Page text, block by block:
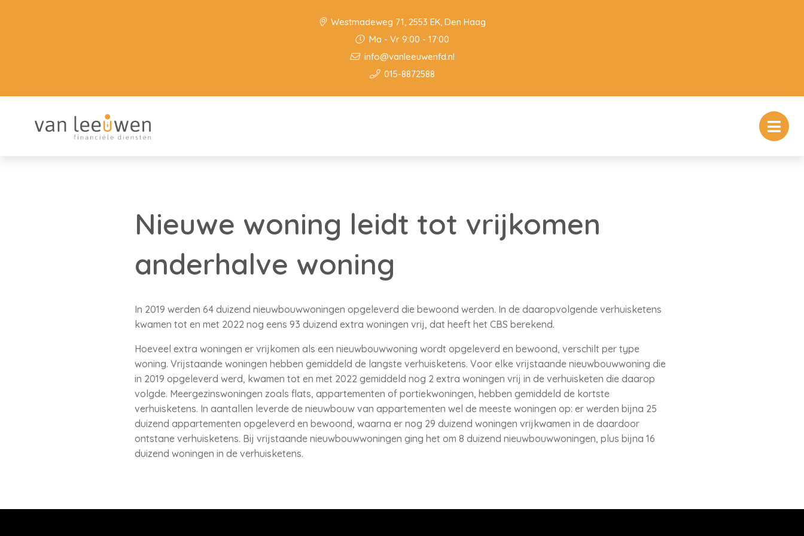
Westmadeweg 71, 2553 EK, Den Haag
Ma - Vr 9:00 - 17:00
info@vanleeuwenfd.nl
015-8872588
Nieuwe woning leidt tot vrijkomen
anderhalve woning
In 2019 werden 64 duizend nieuwbouwwoningen opgeleverd die bewoond werden. In de daaropvolgende verhuisketens
kwamen tot en met 2022 nog eens 93 duizend extra woningen vrij, dat heeft het CBS berekend.
Hoeveel extra woningen er vrijkomen als een nieuwbouwwoning wordt opgeleverd en bewoond, verschilt per type
woning. Vrijstaande woningen hebben gemiddeld de langste verhuisketens. Voor elke vrijstaande nieuwbouwwoning die
in 2019 opgeleverd werd, kwamen tot en met 2022 gemiddeld nog 2 extra woningen vrij in de verhuisketen die daarop
volgde. Meergezinswoningen zoals flats, appartementen of portiekwoningen, hebben gemiddeld de kortste
verhuisketens. In aantallen leverde de nieuwbouw van appartementen wel de meeste woningen op: er werden bijna 25
duizend appartementen opgeleverd en bewoond, waarna er nog 29 duizend woningen vrijkwamen in de daardoor
ontstane verhuisketens. Bij vrijstaande nieuwbouwwoningen ging het om 8 duizend nieuwbouwwoningen, plus bijna 16
duizend woningen in de verhuisketens.